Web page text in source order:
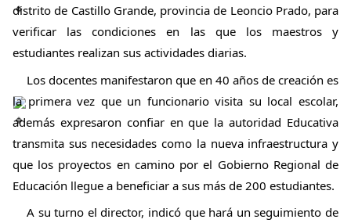
distrito de Castillo Grande, provincia de Leoncio Prado, para
verificar las condiciones en las que los maestros y
estudiantes realizan sus actividades diarias.
Los docentes manifestaron que en 40 años de creación es
la primera vez que un funcionariovisita su local escolar,
además expresaron confiar en que la autoridad Educativa
transmita sus necesidades como la nueva infraestructura y
que los proyectos en camino por el Gobierno Regional de
Educación llegue a beneficiar a sus más de 200 estudiantes.
A su turno el director, indicó que hará un seguimiento de